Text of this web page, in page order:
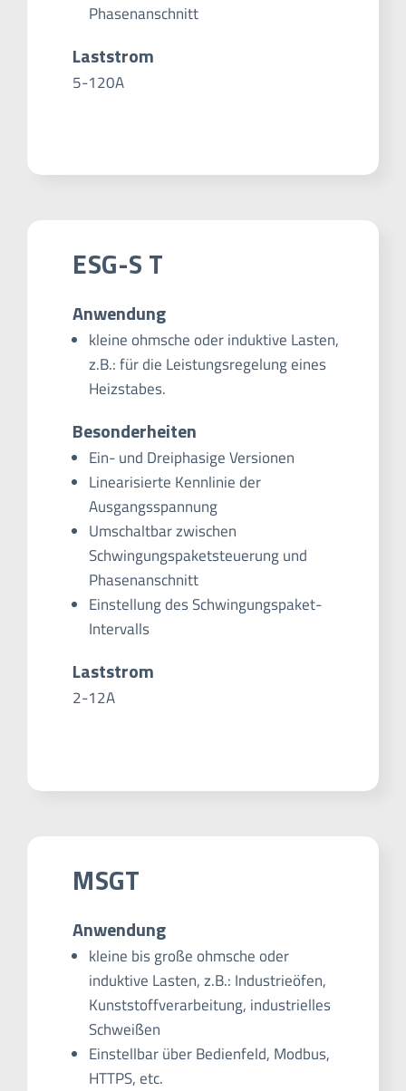
Phasenanschnitt
Laststrom
5-120A
ESG-S T
Anwendung
kleine ohmsche oder induktive Lasten,
z.B.: für die Leistungsregelung eines
Heizstabes.
Besonderheiten
Ein- und Dreiphasige Versionen
Linearisierte Kennlinie der
Ausgangsspannung
Umschaltbar zwischen
Schwingungspaketsteuerung und
Phasenanschnitt
Einstellung des Schwingungspaket-
Intervalls
Laststrom
2-12A
MSGT
Anwendung
kleine bis große ohmsche oder
induktive Lasten, z.B.: Industrieöfen,
Kunststoffverarbeitung, industrielles
Schweißen
Einstellbar über Bedienfeld, Modbus,
HTTPS, etc.